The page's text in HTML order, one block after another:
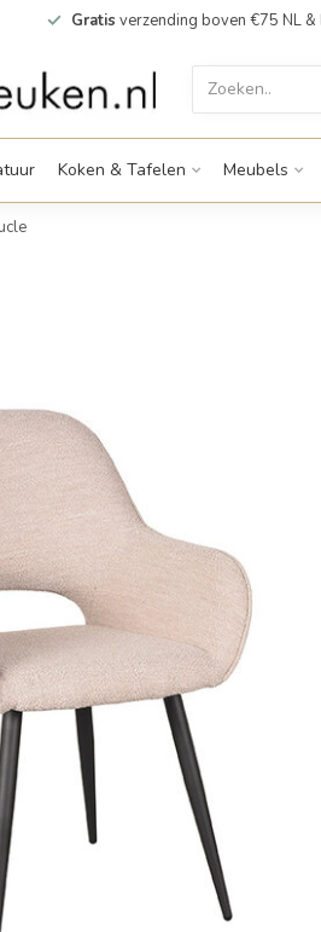
Gratis verzending boven €75 NL &
Koken & Tafelen Meubels